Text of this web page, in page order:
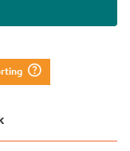
question_mark_circle